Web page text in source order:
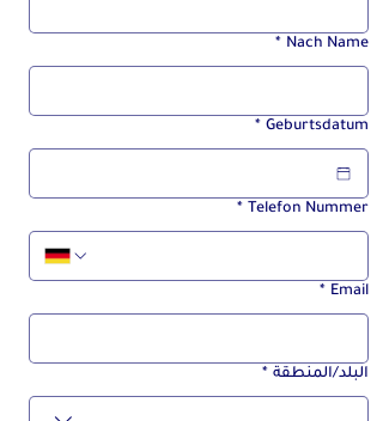
Nach Name
*
Geburtsdatum
*
Telefon Nummer
*
Email
*
Multi-line address
البلد/المنطقة *